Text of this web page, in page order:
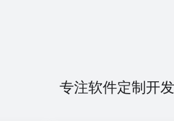
专注软件定制开